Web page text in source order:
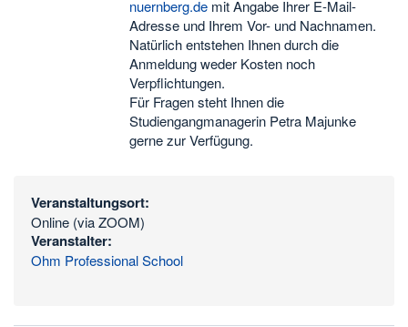
nuernberg.de mit Angabe Ihrer E-Mail-
Adresse und Ihrem Vor- und Nachnamen.
Natürlich entstehen Ihnen durch die
Anmeldung weder Kosten noch
Verpflichtungen.
Für Fragen steht Ihnen die
Studiengangmanagerin Petra Majunke
gerne zur Verfügung.
Veranstaltungsort:
Online (via ZOOM)
Veranstalter:
Ohm Professional School